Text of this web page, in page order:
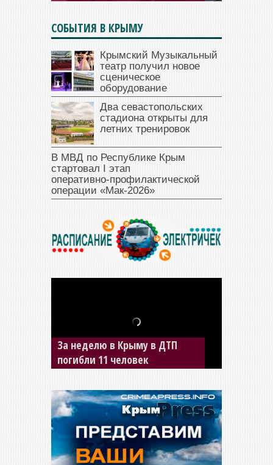
СОБЫТИЯ В КРЫМУ
Крымский Музыкальный
театр получил новое
сценическое
оборудование
Два севастопольских
стадиона открыты для
летних тренировок
В МВД по Республике Крым
стартовал I этап
оперативно‑профилактической
операции «Мак‑2026»
За неделю в Крыму в ДТП
погибли 11 человек
В Джанкое водитель ВАЗа
сбил двух детей на «зебре»